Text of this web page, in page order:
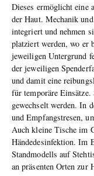
Dieses ermöglicht eine
der Haut. Mechanik
integriert und nehmen
platziert werden, wo er
jeweiligen Untergrund
der jeweiligen
und damit eine
für temporäre
gewechselt werden. In
und Empfangstresen,
Auch kleine Tische im
Händedesinfektion. Im
Standmodells auf
an präsenten Orten zur